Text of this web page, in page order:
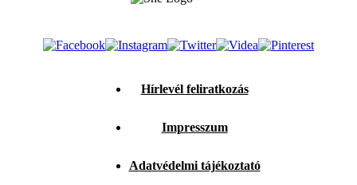
Hírlevél feliratkozás
Impresszum
Adatvédelmi tájékoztató